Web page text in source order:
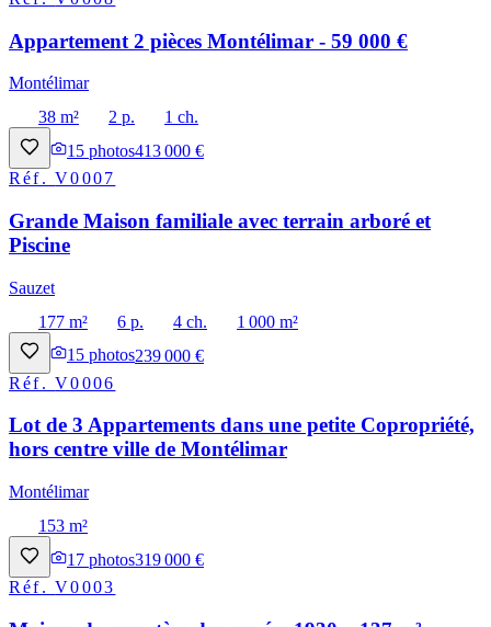
Appartement 2 pièces Montélimar - 59 000 €
Montélimar
38 m²
2 p.
1 ch.
15 photos413 000 €
Réf.V0007
Grande Maison familiale avec terrain arboré et
Piscine
Sauzet
177 m²
6 p. 4 ch.
1 000 m²
15 photos239 000 €
Réf.V0006
Lot de 3 Appartements dans une petite Copropriété,
hors centre ville de Montélimar
Montélimar
153 m²
17 photos319 000 €
Réf.V0003